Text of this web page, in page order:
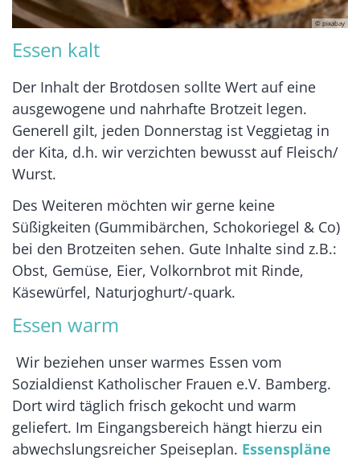
© pixabay
Essen kalt
Der Inhalt der Brotdosen sollte Wert auf eine
ausgewogene und nahrhafte Brotzeit legen.
Generell gilt, jeden Donnerstag ist Veggietag in
der Kita, d.h. wir verzichten bewusst auf Fleisch/
Wurst.
Des Weiteren möchten wir gerne keine
Süßigkeiten (Gummibärchen, Schokoriegel & Co)
bei den Brotzeiten sehen. Gute Inhalte sind z.B.:
Obst, Gemüse, Eier, Volkornbrot mit Rinde,
Käsewürfel, Naturjoghurt/-quark.
Essen warm
Wir beziehen unser warmes Essen vom
Sozialdienst Katholischer Frauen e.V. Bamberg.
Dort wird täglich frisch gekocht und warm
geliefert. Im Eingangsbereich hängt hierzu ein
abwechslungsreicher Speiseplan. Essenspläne